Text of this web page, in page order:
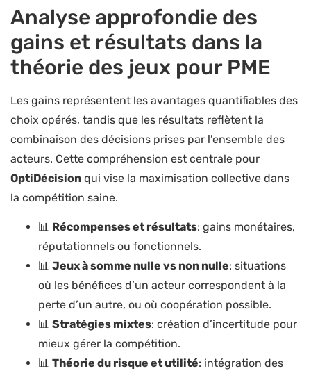
Analyse approfondie des
gains et résultats dans la
théorie des jeux pour PME
Les gains représentent les avantages quantifiables des
choix opérés, tandis que les résultats reflètent la
combinaison des décisions prises par l’ensemble des
acteurs. Cette compréhension est centrale pour
OptiDécision qui vise la maximisation collective dans
la compétition saine.
📊 Récompenses et résultats: gains monétaires,
réputationnels ou fonctionnels.
📊 Jeux à somme nulle vs non nulle: situations
où les bénéfices d’un acteur correspondent à la
perte d’un autre, ou où coopération possible.
📊 Stratégies mixtes: création d’incertitude pour
mieux gérer la compétition.
📊 Théorie du risque et utilité: intégration des